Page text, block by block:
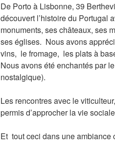
De Porto à Lisbonne, 39
découvert l’histoire du Portugal
monuments, ses châteaux, ses
ses églises. Nous avons
vins, le fromage, les plats à
Nous avons été enchantés par
nostalgique).
Les rencontres avec le
permis d’approcher la vie
Et tout ceci dans une ambiance